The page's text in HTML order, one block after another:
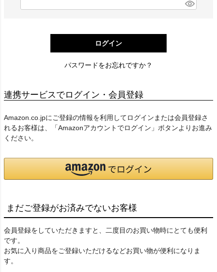
)
ログイン
パスワードをお忘れですか？
連携サービスでログイン・会員登録
Amazon.co.jpにご登録の情報を利用してログインまたは会員登録さ
れるお客様は、「Amazonアカウントでログイン」ボタンよりお進み
ください。
まだご登録がお済みでないお客様
会員登録をしていただきますと、二度目のお買い物時にとても便利
です。
お気に入り商品をご登録いただけるなどお買い物が便利になりま
す。